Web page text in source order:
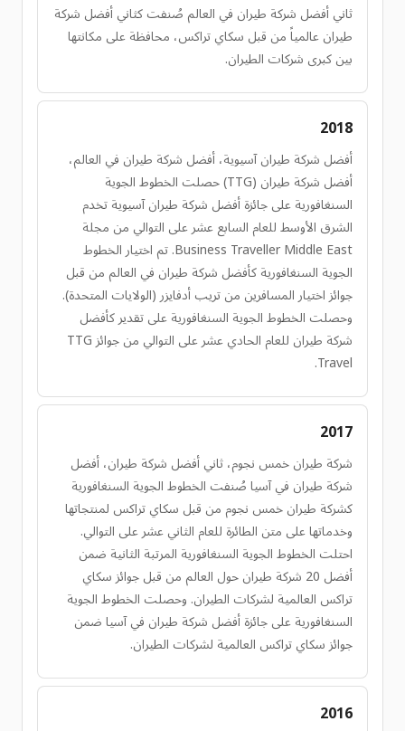
ثاني أفضل شركة طيران في العالم صُنفت كثاني أفضل شركة
طيران عالمياً من قبل سكاي تراكس، محافظة على مكانتها
بين كبرى شركات الطيران.
2018
أفضل شركة طيران آسيوية، أفضل شركة طيران في العالم،
أفضل شركة طيران (TTG) حصلت الخطوط الجوية
السنغافورية على جائزة أفضل شركة طيران آسيوية تخدم
الشرق الأوسط للعام السابع عشر على التوالي من مجلة
Business Traveller Middle East. تم اختيار الخطوط
الجوية السنغافورية كأفضل شركة طيران في العالم من قبل
جوائز اختيار المسافرين من تريب أدفايزر (الولايات المتحدة).
وحصلت الخطوط الجوية السنغافورية على تقدير كأفضل
شركة طيران للعام الحادي عشر على التوالي من جوائز TTG
Travel.
2017
شركة طيران خمس نجوم، ثاني أفضل شركة طيران، أفضل
شركة طيران في آسيا صُنفت الخطوط الجوية السنغافورية
كشركة طيران خمس نجوم من قبل سكاي تراكس لمنتجاتها
وخدماتها على متن الطائرة للعام الثاني عشر على التوالي.
احتلت الخطوط الجوية السنغافورية المرتبة الثانية ضمن
أفضل 20 شركة طيران حول العالم من قبل جوائز سكاي
تراكس العالمية لشركات الطيران. وحصلت الخطوط الجوية
السنغافورية على جائزة أفضل شركة طيران في آسيا ضمن
جوائز سكاي تراكس العالمية لشركات الطيران.
2016